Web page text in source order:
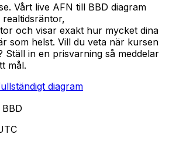
Vårt live AFN till BBD diagram
realtidsräntor,
och visar exakt hur mycket dina
som helst. Vill du veta när kursen
Ställ in en prisvarning så meddelar
mål.
diagram